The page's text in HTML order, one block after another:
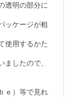
透明の部分に
ッケージが粗
使用するかた
したので、
ｅ）等で見れ